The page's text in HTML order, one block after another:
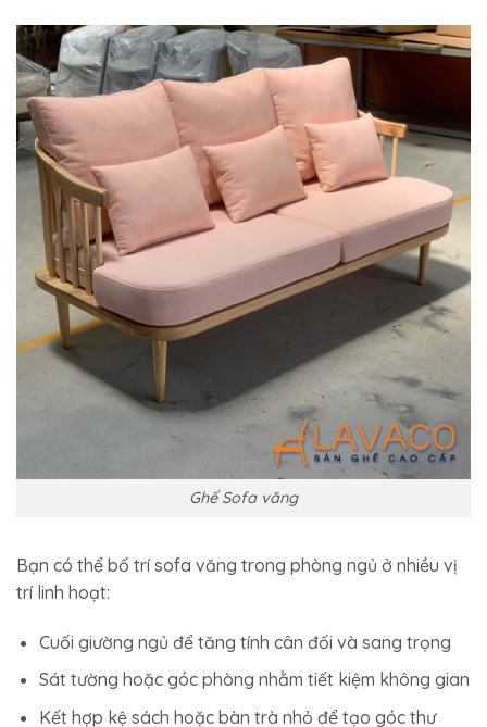
Ghế Sofa văng
Bạn có thể bố trí sofa văng trong phòng ngủ ở nhiều vị
trí linh hoạt:
Cuối giường ngủ để tăng tính cân đối và sang trọng
Sát tường hoặc góc phòng nhằm tiết kiệm không gian
Kết hợp kệ sách hoặc bàn trà nhỏ để tạo góc thư